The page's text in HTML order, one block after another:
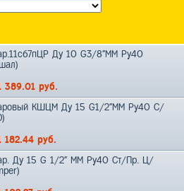
Ду 10 G3/8"ММ Ру40
389.01 руб.
КШЦМ Ду 15 G1/2"ММ Ру40 С/
182.44 руб.
Ду 15 G 1/2" ММ Ру40 Ст/Пр. Ц/